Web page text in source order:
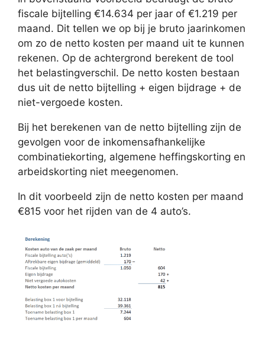
fiscale bijtelling €14.634 per jaar of €1.219 per
maand. Dit tellen we op bij je bruto jaarinkomen
om zo de netto kosten per maand uit te kunnen
rekenen. Op de achtergrond berekent de tool
het belastingverschil. De netto kosten bestaan
dus uit de netto bijtelling + eigen bijdrage + de
niet-vergoede kosten.
Bij het berekenen van de netto bijtelling zijn de
gevolgen voor de inkomensafhankelijke
combinatiekorting, algemene heffingskorting en
arbeidskorting niet meegenomen.
In dit voorbeeld zijn de netto kosten per maand
€815 voor het rijden van de 4 auto’s.